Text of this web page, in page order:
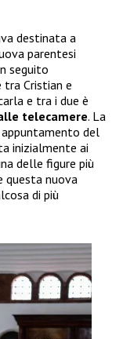
destinata a
parentesi
seguito
Cristian e
e tra i due è
telecamere. La
del
inizialmente ai
delle figure più
questa nuova
di più